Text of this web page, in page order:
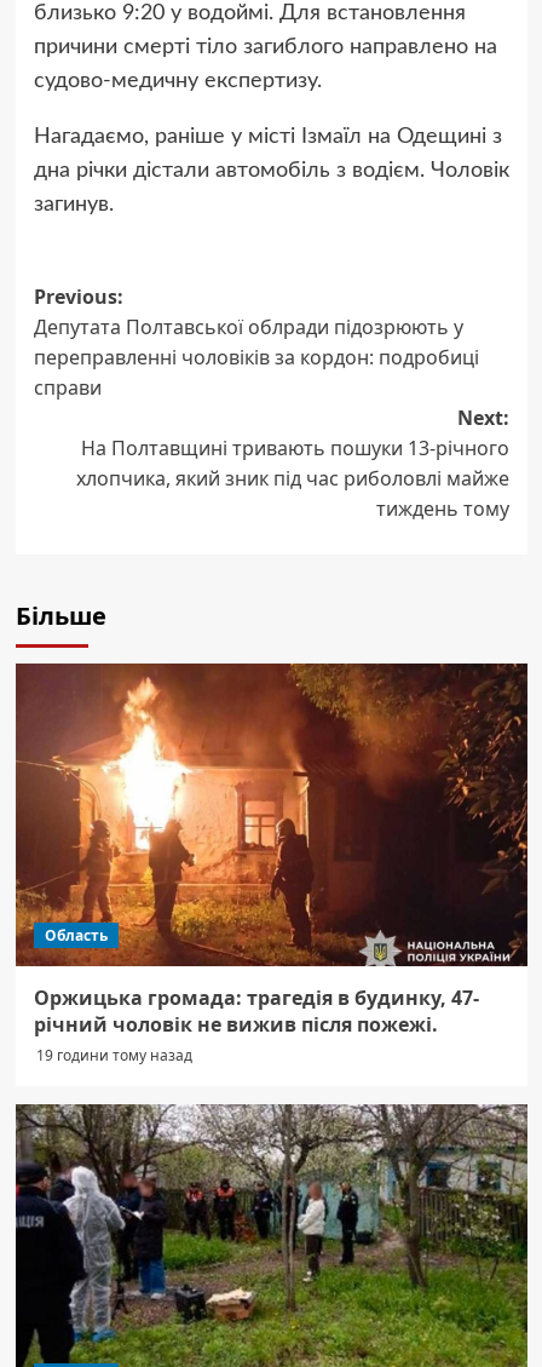
близько 9:20 у водоймі. Для встановлення
причини смерті тіло загиблого направлено на
судово-медичну експертизу.
Нагадаємо, раніше у місті Ізмаїл на Одещині з
дна річки дістали автомобіль з водієм. Чоловік
загинув.
Post
navigation
Previous:
Депутата Полтавської облради підозрюють у
переправленні чоловіків за кордон: подробиці
справи
Next:
На Полтавщині тривають пошуки 13-річного
хлопчика, який зник під час риболовлі майже
тиждень тому
Більше
Область
Оржицька громада: трагедія в будинку, 47-
річний чоловік не вижив після пожежі.
19 години тому назад